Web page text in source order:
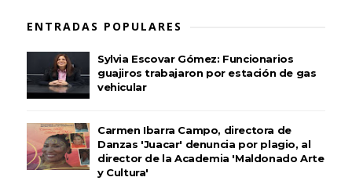
ENTRADAS POPULARES
Sylvia Escovar Gómez: Funcionarios
guajiros trabajaron por estación de gas
vehicular
Carmen Ibarra Campo, directora de
Danzas 'Juacar' denuncia por plagio, al
director de la Academia 'Maldonado Arte
y Cultura'